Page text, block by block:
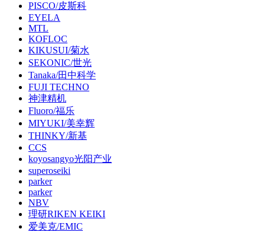
PISCO/皮斯科
EYELA
MTL
KOFLOC
KIKUSUI/菊水
SEKONIC/世光
Tanaka/田中科学
FUJI TECHNO
神津精机
Fluoro/福乐
MIYUKI/美幸辉
THINKY/新基
CCS
koyosangyo光阳产业
superoseiki
parker
parker
NBV
理研RIKEN KEIKI
爱美克/EMIC